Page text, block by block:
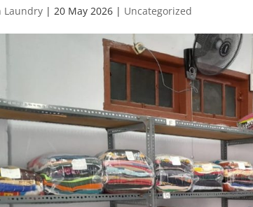
Laundry |20 May 2026 | Uncategorized